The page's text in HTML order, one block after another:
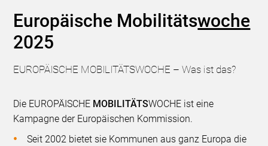
Europäische Mobilitätswoche
2025
EUROPÄISCHE MOBILITÄTSWOCHE – Was ist das?
Die EUROPÄISCHE MOBILITÄTSWOCHE ist eine
Kampagne der Europäischen Kommission.
Seit 2002 bietet sie Kommunen aus ganz Europa die